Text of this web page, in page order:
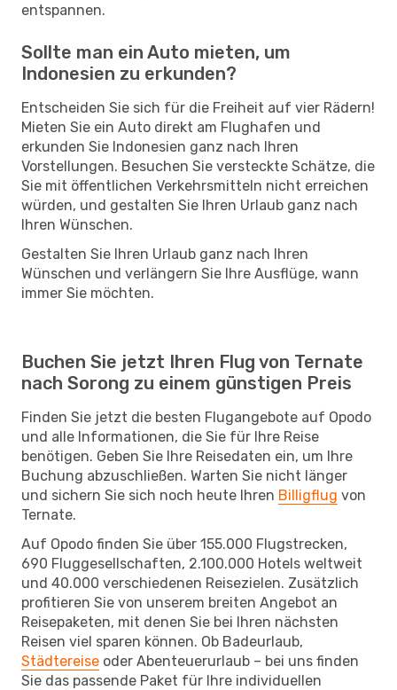
entspannen.
Sollte man ein Auto mieten, um
Indonesien zu erkunden?
Entscheiden Sie sich für die Freiheit auf vier Rädern!
Mieten Sie ein Auto direkt am Flughafen und
erkunden Sie Indonesien ganz nach Ihren
Vorstellungen. Besuchen Sie versteckte Schätze, die
Sie mit öffentlichen Verkehrsmitteln nicht erreichen
würden, und gestalten Sie Ihren Urlaub ganz nach
Ihren Wünschen.
Gestalten Sie Ihren Urlaub ganz nach Ihren
Wünschen und verlängern Sie Ihre Ausflüge, wann
immer Sie möchten.
Buchen Sie jetzt Ihren Flug von Ternate
nach Sorong zu einem günstigen Preis
Finden Sie jetzt die besten Flugangebote auf Opodo
und alle Informationen, die Sie für Ihre Reise
benötigen. Geben Sie Ihre Reisedaten ein, um Ihre
Buchung abzuschließen. Warten Sie nicht länger
und sichern Sie sich noch heute Ihren Billigflug von
Ternate.
Auf Opodo finden Sie über 155.000 Flugstrecken,
690 Fluggesellschaften, 2.100.000 Hotels weltweit
und 40.000 verschiedenen Reisezielen. Zusätzlich
profitieren Sie von unserem breiten Angebot an
Reisepaketen, mit denen Sie bei Ihren nächsten
Reisen viel sparen können. Ob Badeurlaub,
Städtereise oder Abenteuerurlaub – bei uns finden
Sie das passende Paket für Ihre individuellen